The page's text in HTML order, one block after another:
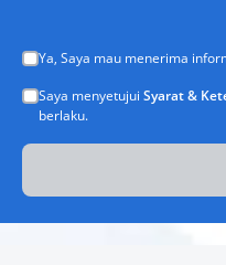
Ya, Saya mau menerima
Saya menyetujui Syarat &
berlaku.